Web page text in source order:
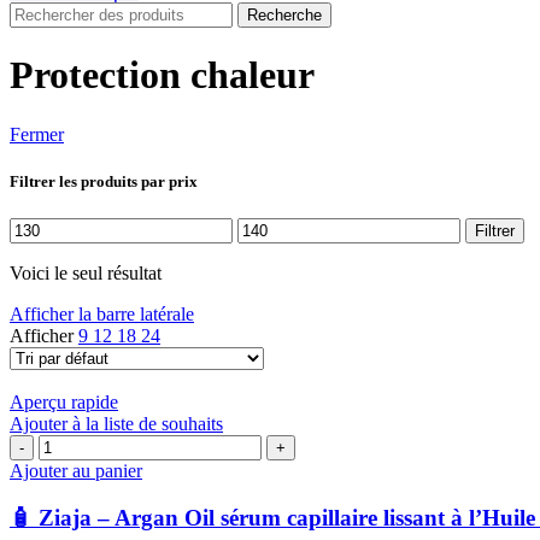
Recherche
Protection chaleur
Fermer
Filtrer les produits par prix
Prix
min
Prix
max
Filtrer
Voici le seul résultat
Afficher la barre latérale
Afficher9 12 18 24
Aperçu rapide
Ajouter à la liste de souhaits
quantité
de
Ziaja
–
Ajouter au panier
🧴 Ziaja – Argan Oil sérum capillaire lissant à